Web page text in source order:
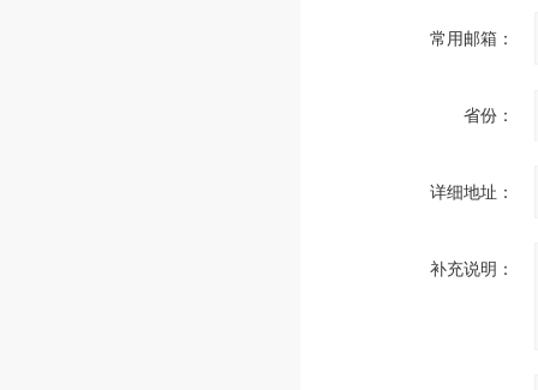
常用邮箱：
省份：
详细地址：
补充说明：